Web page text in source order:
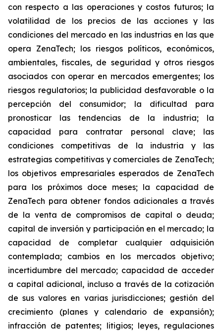
con respecto a las operaciones y costos futuros; la
volatilidad de los precios de las acciones y las
condiciones del mercado en las industrias en las que
opera ZenaTech; los riesgos políticos, económicos,
ambientales, fiscales, de seguridad y otros riesgos
asociados con operar en mercados emergentes; los
riesgos regulatorios; la publicidad desfavorable o la
percepción del consumidor; la dificultad para
pronosticar las tendencias de la industria; la
capacidad para contratar personal clave; las
condiciones competitivas de la industria y las
estrategias competitivas y comerciales de ZenaTech;
los objetivos empresariales esperados de ZenaTech
para los próximos doce meses; la capacidad de
ZenaTech para obtener fondos adicionales a través
de la venta de compromisos de capital o deuda;
capital de inversión y participación en el mercado; la
capacidad de completar cualquier adquisición
contemplada; cambios en los mercados objetivo;
incertidumbre del mercado; capacidad de acceder
a capital adicional, incluso a través de la cotización
de sus valores en varias jurisdicciones; gestión del
crecimiento (planes y calendario de expansión);
infracción de patentes; litigios; leyes, regulaciones